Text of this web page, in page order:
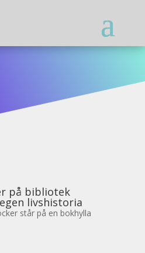
på bibliotek
livshistoria